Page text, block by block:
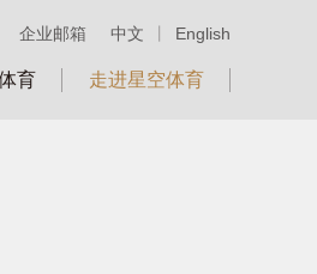
中文 English
企业邮箱
育 走进星空体育